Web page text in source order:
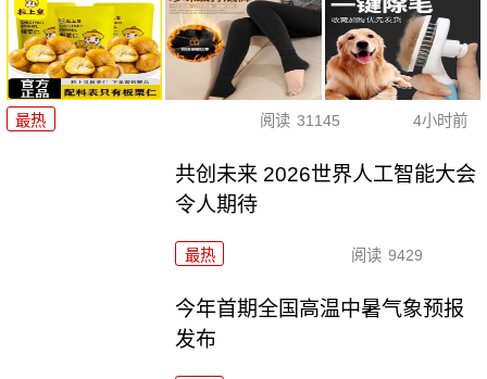
最热 阅读 31145 4小时前
共创未来 2026世界人工智能大会
令人期待
最热 阅读 9429
今年首期全国高温中暑气象预报
发布